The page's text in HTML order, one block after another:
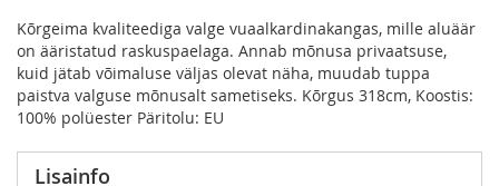
Kõrgeima kvaliteediga valge vuaalkardinakangas, mille aluäär
on ääristatud raskuspaelaga. Annab mõnusa privaatsuse,
kuid jätab võimaluse väljas olevat näha, muudab tuppa
paistva valguse mõnusalt sametiseks. Kõrgus 318cm, Koostis:
100% polüester Päritolu: EU
Lisainfo